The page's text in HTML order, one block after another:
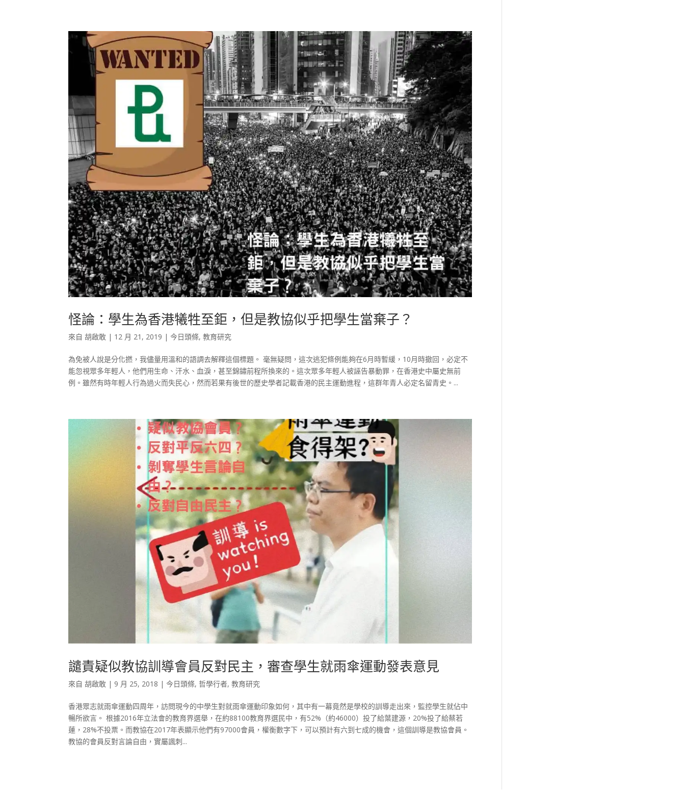
怪論：學生為香港犧牲至鉅，但是教協似乎把學生當棄子？
來自胡啟敢 | 12 月 21, 2019 |今日頭條,教育研究
為免被人說是分化撚，我儘量用溫和的語調去解釋這個標題。 毫無疑問，這次逃犯條例能夠在6月時暫緩，10月時撤回，必定不
能忽視眾多年輕人，他們用生命、汗水、血淚，甚至錦鏽前程所換來的。這次眾多年輕人被誣告暴動罪，在香港史中屬史無前
例。雖然有時年輕人行為過火而失民心，然而若果有後世的歷史學者記載香港的民主運動進程，這群年青人必定名留青史。...
譴責疑似教協訓導會員反對民主，審查學生就雨傘運動發表意見
來自胡啟敢 | 9 月 25, 2018 |今日頭條,哲學行者,教育研究
香港眾志就雨傘運動四周年，訪問現今的中學生對就雨傘運動印象如何，其中有一幕竟然是學校的訓導走出來，監控學生就佔中
暢所欲言。 根據2016年立法會的教育界選舉，在約88100教育界選民中，有52%（約46000）投了給葉建源，20%投了給蔡若
蓮，28%不投票。而教協在2017年表顯示他們有97000會員，權衡數字下，可以預計有六到七成的機會，這個訓導是教協會員。
教協的會員反對言論自由，實屬諷刺...